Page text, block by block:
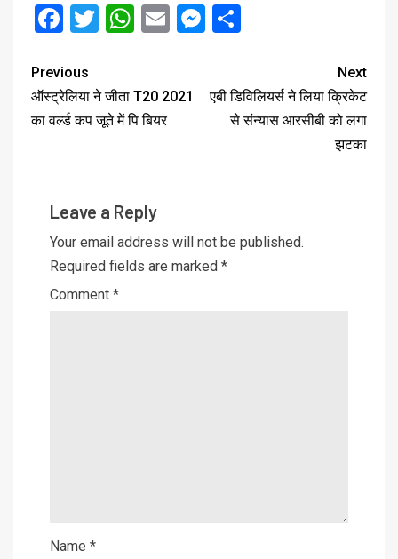
Facebook
Twitter
WhatsApp
EmailMessenger
Previous
ऑस्ट्रेलिया ने जीता T20 2021
का वर्ल्ड कप जूते में पि बियर
Next
एबी डिविलियर्स ने लिया क्रिकेट
से संन्यास आरसीबी को लगा
झटका
Leave a Reply
Your email address will not be published.
Required fields are marked *
Comment *
Name *